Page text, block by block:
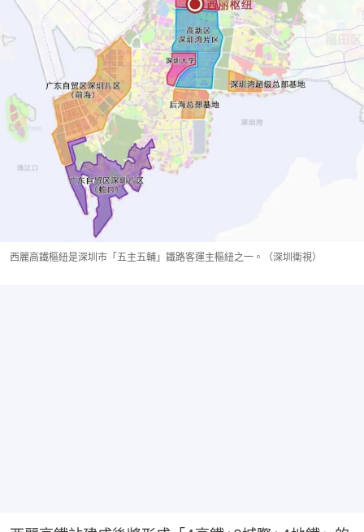
西麗高鐵樞紐是深圳市「五主五輔」鐵路客運主樞紐之一。（深圳衛視）